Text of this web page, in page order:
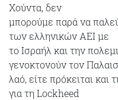
Χούντα, δεν
μπορούμε παρά να
των ελληνικών ΑΕΙ με
το Ισραήλ και την
γενοκτονούν τον
λαό, είτε πρόκειται
για τη Lockheed